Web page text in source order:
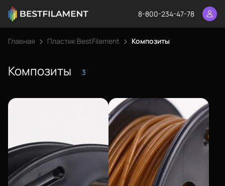
8-800-234-47-78
Главная Пластик BestFilament Композиты
Композиты 3